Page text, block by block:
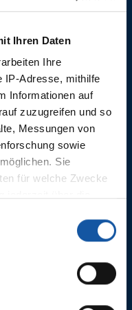
Ihren Daten
Ihre
IP-Adresse, mithilfe
Informationen auf
zuzugreifen und so
Messungen von
sowie
Sie
für welche Zwecke
Lage erfassen,
Toto Losilla
Abschiedsspiel